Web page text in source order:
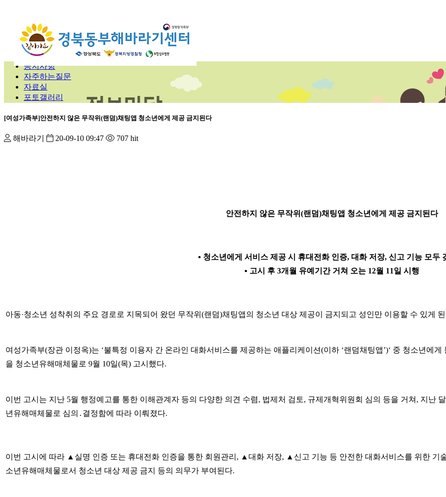
공지사항
자주하는질문
자료실
포토갤러리
[여성가족부]안전하지 않은 무작위(랜덤)채팅앱 청소년에게 제공 금지된다
해바라기 20-09-10 09:47 707 hit
안전하지 않은 무작위(랜덤)채팅앱 청소년에게 제공 금지된다
▪ 청소년에게 서비스 제공 시 휴대전화 인증, 대화 저장, 신고 기능 모두
▪ 고시 후 3개월 유예기간 거쳐 오는 12월 11일 시행
아동·청소년 성착취의 주요 경로로 지목되어 왔던 무작위(랜덤)채팅앱의 청소년 대상 제공이 금지되고 성인만 이용할 수 있게
여성가족부(장관 이정옥)는 ‘불특정 이용자 간 온라인 대화서비스를 제공하는 애플리케이션(이하 ‘랜덤채팅앱’)‘ 중 청소년에
을 청소년유해매체물로 9월 10일(목) 고시했다.
이번 고시는 지난 5월 행정예고를 통한 이해관계자 등의 다양한 의견 수렴, 법제처 검토, 규제개혁위원회 심의 등을 거쳐, 지난
년유해매체물로 심의․결정함에 따라 이뤄졌다.
이번 고시에 따라 ▲실명 인증 또는 휴대전화 인증을 통한 회원관리, ▲대화 저장, ▲신고 기능 등 안전한 대화서비스를 위한 기
소년유해매체물로서 청소년 대상 제공 금지 등의 의무가 부여된다.